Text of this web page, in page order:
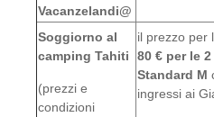
Vacanzelandi@
Soggiorno al
camping Tahiti
(prezzi e
condizioni
il prezzo per
80 € per le
Standard M
ingressi ai